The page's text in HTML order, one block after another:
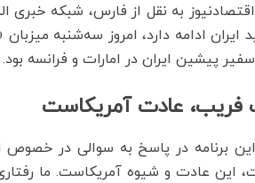
به نقل از فارس، شبکه خبری
ایران ادامه دارد، امروز سه‌شنبه
پیشین ایران در امارات و فرانسه بود.
عادت آمریکاست
برنامه در پاسخ به سوالی در خصوص
این عادت و شیوه آمریکاست. ما